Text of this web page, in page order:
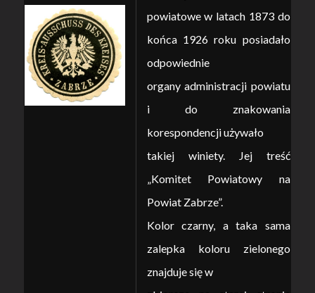
powiatowe w latach 1873 do
końca 1926 roku posiadało
odpowiednie
organy administracji powiatu
i do znakowania
korespondencji używało
takiej winiety. Jej treść
„Komitet Powiatowy na
Powiat Zabrze”.
Kolor czarny, a taka sama
zalepka koloru zielonego
znajduje się w